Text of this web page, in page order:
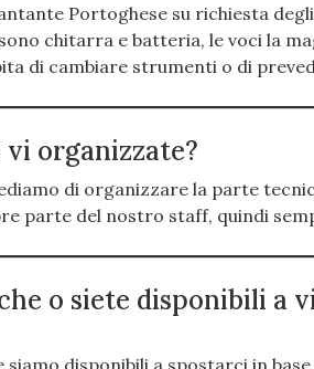
Portoghese su richiesta
chitarra e batteria, le voci la
di cambiare strumenti o di
organizzate?
di organizzare la parte
parte del nostro staff, quindi
o siete disponibili a
disponibili a spostarci in base